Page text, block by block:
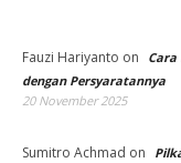
Fauzi Hariyanto on
Cara
dengan Persyaratannya
20 November 2025
Sumitro Achmad on